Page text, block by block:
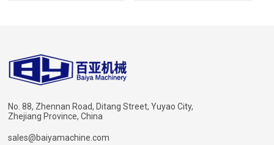
No. 88, Zhennan Road, Ditang Street, Yuyao City,
Zhejiang Province, China
sales@baiyamachine.com